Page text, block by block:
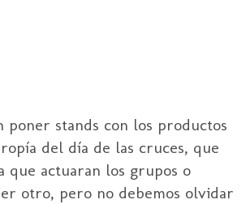
poner stands con los productos
del día de las cruces, que
que actuaran los grupos o
otro, pero no debemos olvidar